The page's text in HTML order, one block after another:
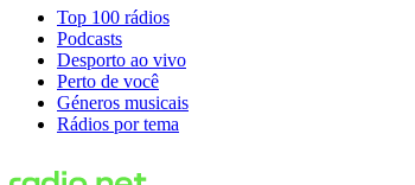
Top 100 rádios
Podcasts
Desporto ao vivo
Perto de você
Géneros musicais
Rádios por tema